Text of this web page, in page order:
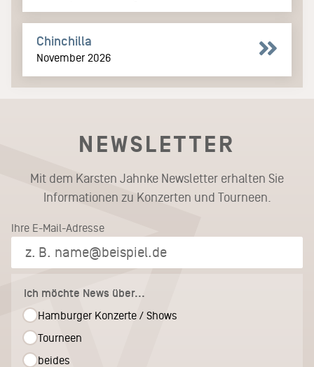
Chinchilla
November 2026
NEWSLETTER
Mit dem Karsten Jahnke Newsletter erhalten Sie
Informationen zu Konzerten und Tourneen.
Ihre E-Mail-Adresse
Ich möchte News über...
Hamburger Konzerte / Shows
Tourneen
beides